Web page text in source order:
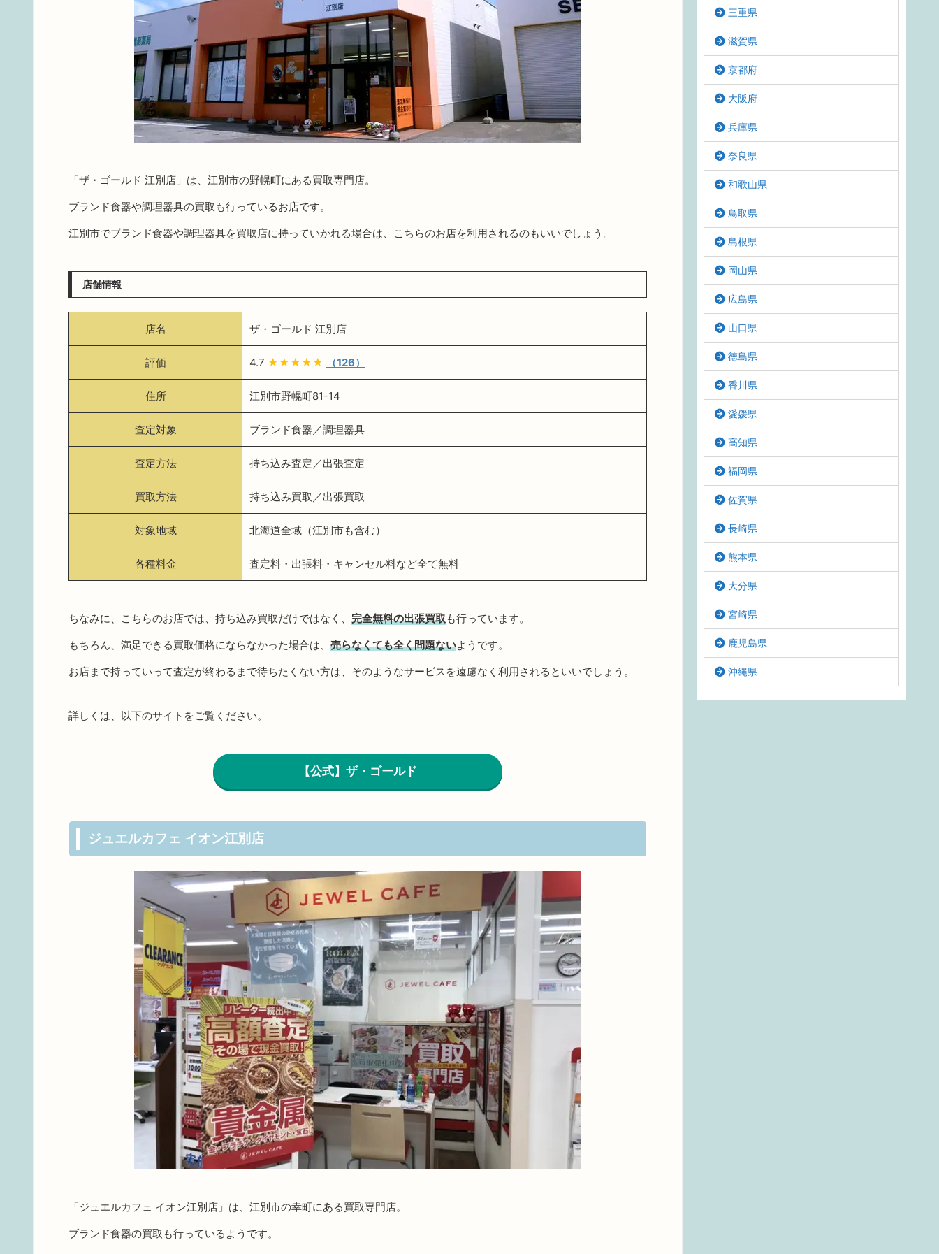
「ザ・ゴールド 江別店」は、江別市の野幌町にある買取専門店。
ブランド食器や調理器具の買取も行っているお店です。
江別市でブランド食器や調理器具を買取店に持っていかれる場合は、こちらのお店を利用されるのもいいでしょう。
店舗情報
店名 ザ・ゴールド 江別店
評価 4.7 ★★★★★ （126）
住所 江別市野幌町81-14
査定対象 ブランド食器／調理器具
査定方法 持ち込み査定／出張査定
買取方法 持ち込み買取／出張買取
対象地域 北海道全域（江別市も含む）
各種料金 査定料・出張料・キャンセル料など全て無料
ちなみに、こちらのお店では、持ち込み買取だけではなく、 完全無料の出張買取も行っています。
もちろん、満足できる買取価格にならなかった場合は、 売らなくても全く問題ないようです。
お店まで持っていって査定が終わるまで待ちたくない方は、そのようなサービスを遠慮なく利用されるといいでしょう。
詳しくは、以下のサイトをご覧ください。
【公式】ザ・ゴールド
ジュエルカフェ イオン江別店
「ジュエルカフェ イオン江別店」は、江別市の幸町にある買取専門店。
ブランド食器の買取も行っているようです。
三重県
滋賀県
京都府
大阪府
兵庫県
奈良県
和歌山県
鳥取県
島根県
岡山県
広島県
山口県
徳島県
香川県
愛媛県
高知県
福岡県
佐賀県
長崎県
熊本県
大分県
宮崎県
鹿児島県
沖縄県